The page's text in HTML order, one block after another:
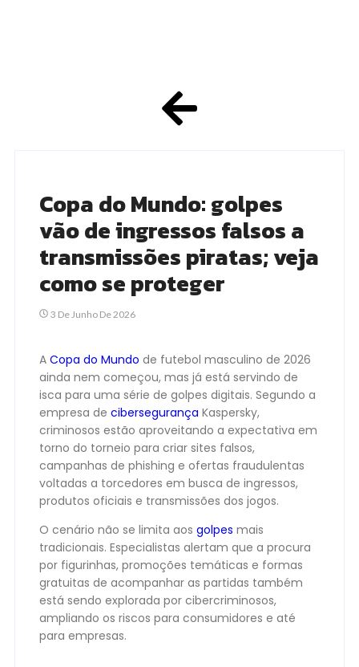
Copa do Mundo: golpes
vão de ingressos falsos a
transmissões piratas; veja
como se proteger
3 De Junho De 2026
A Copa do Mundo de futebol masculino de 2026
ainda nem começou, mas já está servindo de
isca para uma série de golpes digitais. Segundo a
empresa de cibersegurança Kaspersky,
criminosos estão aproveitando a expectativa em
torno do torneio para criar sites falsos,
campanhas de phishing e ofertas fraudulentas
voltadas a torcedores em busca de ingressos,
produtos oficiais e transmissões dos jogos.
O cenário não se limita aos golpes mais
tradicionais. Especialistas alertam que a procura
por figurinhas, promoções temáticas e formas
gratuitas de acompanhar as partidas também
está sendo explorada por cibercriminosos,
ampliando os riscos para consumidores e até
para empresas.